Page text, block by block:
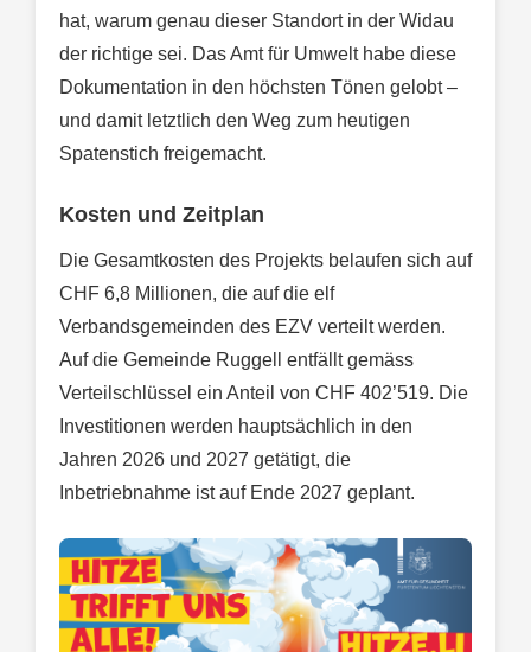
hat, warum genau dieser Standort in der Widau
der richtige sei. Das Amt für Umwelt habe diese
Dokumentation in den höchsten Tönen gelobt –
und damit letztlich den Weg zum heutigen
Spatenstich freigemacht.
Kosten und Zeitplan
Die Gesamtkosten des Projekts belaufen sich auf
CHF 6,8 Millionen, die auf die elf
Verbandsgemeinden des EZV verteilt werden.
Auf die Gemeinde Ruggell entfällt gemäss
Verteilschlüssel ein Anteil von CHF 402’519. Die
Investitionen werden hauptsächlich in den
Jahren 2026 und 2027 getätigt, die
Inbetriebnahme ist auf Ende 2027 geplant.